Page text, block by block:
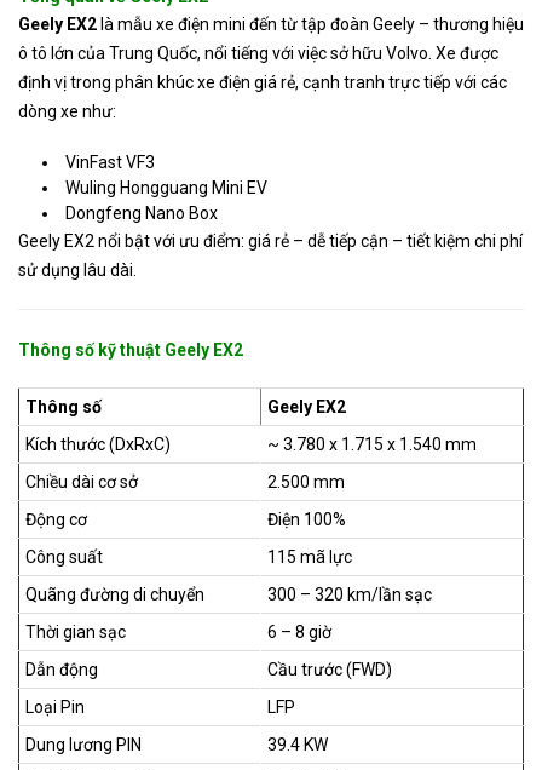
Geely EX2 là mẫu xe điện mini đến từ tập đoàn Geely – thương hiệu
ô tô lớn của Trung Quốc, nổi tiếng với việc sở hữu Volvo. Xe được
định vị trong phân khúc xe điện giá rẻ, cạnh tranh trực tiếp với các
dòng xe như:
VinFast VF3
Wuling Hongguang Mini EV
Dongfeng Nano Box
Geely EX2 nổi bật với ưu điểm: giá rẻ – dễ tiếp cận – tiết kiệm chi phí
sử dụng lâu dài.
Thông số kỹ thuật Geely EX2
Thông số
Geely EX2
Kích thước (DxRxC)
~ 3.780 x 1.715 x 1.540 mm
Chiều dài cơ sở
2.500 mm
Động cơ
Điện 100%
Công suất
115 mã lực
Quãng đường di chuyển
300 – 320 km/lần sạc
Thời gian sạc
6 – 8 giờ
Dẫn động
Cầu trước (FWD)
Loại Pin
LFP
Dung lương PIN
39.4 KW